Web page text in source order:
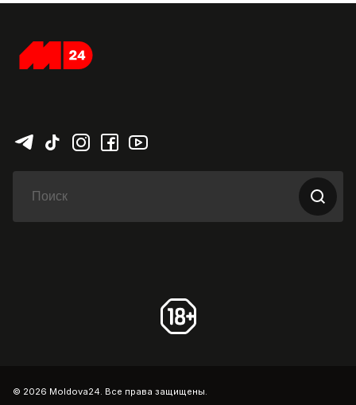
© 2026 Moldova24. Все права защищены.